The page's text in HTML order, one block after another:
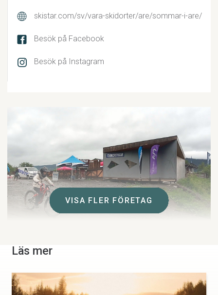
skistar.com/sv/vara-skidorter/are/sommar-i-are/
Besök på Facebook
Besök på Instagram
VISA FLER FÖRETAG
Åre MTB-center
6:an. Downhill, Freeride, Cross country & barncyklar
från Giant.
VISA FLER FÖRETAG
VISA FLER FÖRETAG
VISA FLER FÖRETAG
VISA FLER FÖRETAG
VISA FLER FÖRETAG
VISA FLER FÖRETAG
VISA FLER FÖRETAG
VISA FLER FÖRETAG
VISA FLER FÖRETAG
VISA FLER FÖRETAG
Läs mer